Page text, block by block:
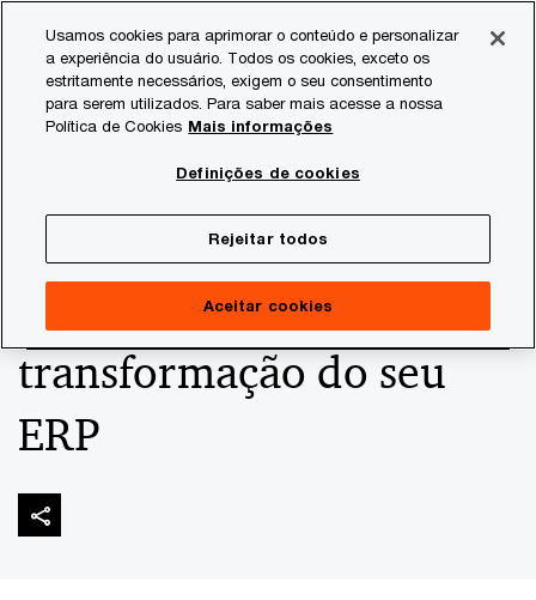
content
footer
Consultoria
Por que os tributos
devem ser parte
integrante da
transformação do seu
ERP
Usamos cookies para aprimorar o conteúdo e personalizar
a experiência do usuário. Todos os cookies, exceto os
estritamente necessários, exigem o seu consentimento
para serem utilizados. Para saber mais acesse a nossa
Política de Cookies Mais informações
Definições de cookies
Rejeitar todos
Aceitar cookies